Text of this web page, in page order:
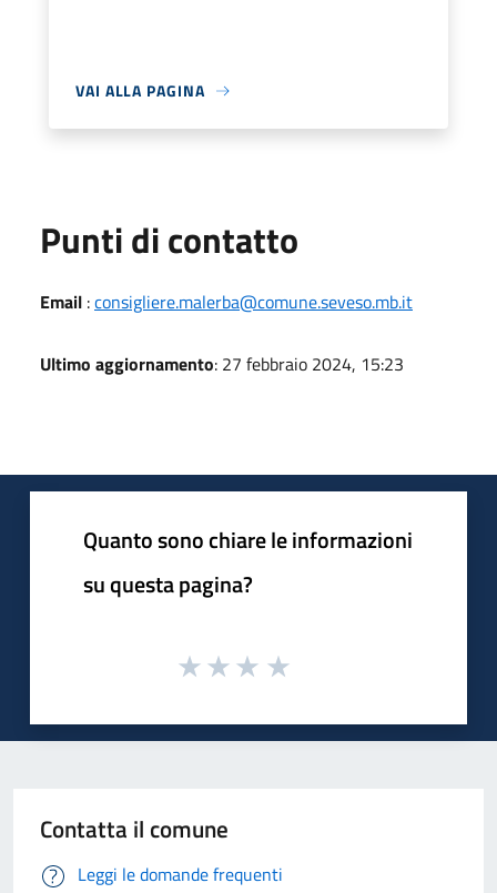
VAI ALLA PAGINA
Punti di contatto
Email :consigliere.malerba@comune.seveso.mb.it
Ultimo aggiornamento: 27 febbraio 2024, 15:23
Quanto sono chiare le informazioni
su questa pagina?
Contatta il comune
Leggi le domande frequenti